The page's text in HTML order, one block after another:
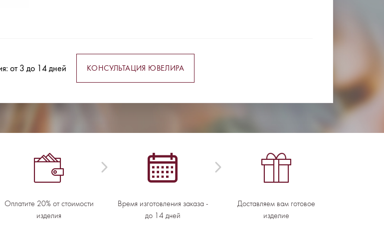
от 3 до 14 дней КОНСУЛЬТАЦИЯ ЮВЕЛИРА
Оплатите 20% от стоимости
изделия
Время изготовления заказа -
до 14 дней
Доставляем вам готовое
изделие